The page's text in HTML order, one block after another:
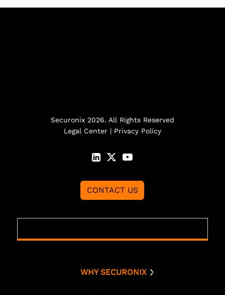
Securonix 2026. All Rights Reserved
Legal Center| Privacy Policy
CONTACT US
WHY SECURONIX
Why Securonix